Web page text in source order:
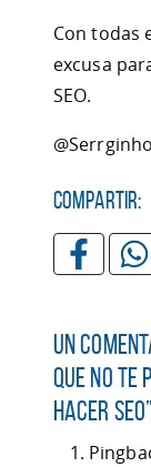
Con todas
excusa
SEO.
Compartir:
Un
que no te
hacer SEO”